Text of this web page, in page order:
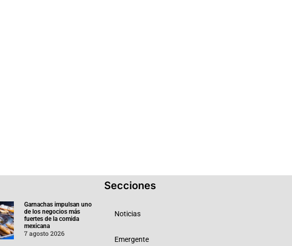
Garnachas impulsan uno
de los negocios más
fuertes de la comida
mexicana
7 agosto 2026
Secciones
Noticias
Emergente